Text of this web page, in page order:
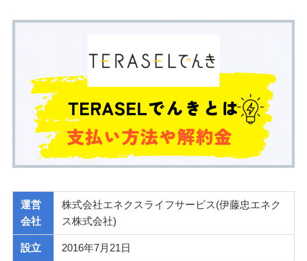
運営
会社
株式会社エネクスライフサービス(伊藤忠エネク
ス株式会社)
設立 2016年7月21日